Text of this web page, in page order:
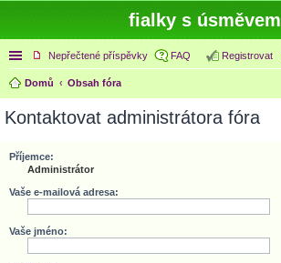
fialky s úsměvem
Rychlé odkazy
Nepřečtené příspěvky FAQ Registrovat
Domů
Obsah fóra
Kontaktovat administrátora fóra
Příjemce:
Administrátor
Vaše e-mailová adresa:
Vaše jméno: